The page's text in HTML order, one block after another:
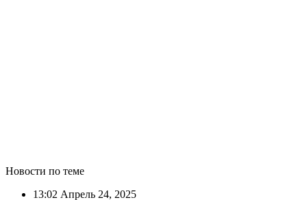
Новости по теме
13:02 Апрель 24, 2025